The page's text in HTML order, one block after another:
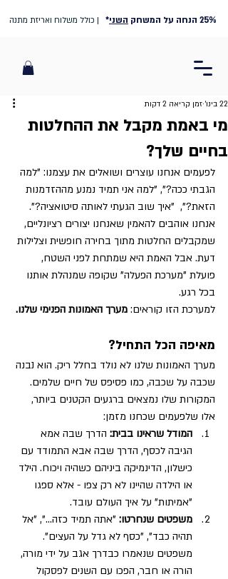
25% הנחה על המשחק השני* | כולל משלוח ואריזת מתנה
מי באמת מקבל את ההחלטות
בחיים שלך?
22 בינו׳ זמן קריאה 2 דקות
לפעמים אנחנו עוצרים ושואלים את עצמנו: "למה
הגבתי ככה?", "למה אני תמיד נמנע מההזדמנות
הזאת?",  "איך שוב הגעתי לאותה סיטואציה?".
אנחנו אוהבים להאמין שאנחנו יצורים רציונליים,
שמקבלים החלטות מתוך בחירה חופשית וצלילות
דעת. אבל האמת היא שמתחת לפני השטח,
פועלת "מערכת הפעלה" שקופה שמנהלת אותנו
בכל רגע.
למערכת הזו קוראים: מערך האמונות הפנימי שלנו.
מאיפה הכל התחיל?
מערך האמונות שלנו לא נולד בחלל ריק. הוא נבנה
שכבה על שכבה, כמו פסיפס של חיים שלמים.
המקורות שלו נמצאים ברגעים הקטנים ביותר,
אלו שלפעמים שכחנו מזמן:
המודל שראינו בבית: הדרך שבה אמא
הגיבה לכסף, הדרך שבה אבא התמודד עם
כישלון, הדינמיקה ביניהם כשהיה ויכוח. הילד
או הילדה שהיינו לא רק צפו - אלא ספגו
"אמיתות" על איך העולם עובד.
משפטים שנחרטו: "אתה תמיד כזה...", "אל
תהיה כבד", "כסף לא גדל על העצים".
משפטים שנאמרו כבדרך אגב על ידי מורה,
הורה או חבר, הפכו עם השנים לפסקול